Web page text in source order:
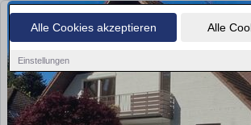
Alle Cookies akzeptieren Alle
Einstellungen